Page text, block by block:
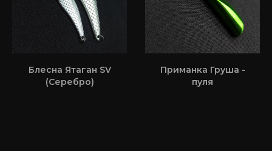
Блесна Ятаган SV
(Серебро)
Приманка Груша -
пуля